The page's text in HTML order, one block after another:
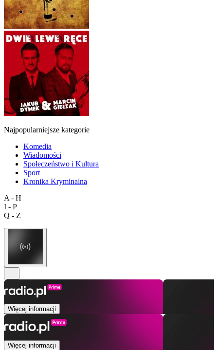
Najpopularniejsze kategorie
Komedia
Wiadomości
Społeczeństwo i Kultura
Sport
Kronika Kryminalna
A - H
I - P
Q - Z
Więcej informacji
Więcej informacji